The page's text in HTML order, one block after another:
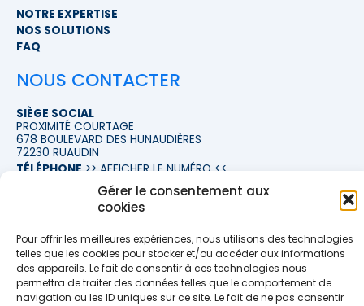
Gérer le consentement aux
cookies
Pour offrir les meilleures expériences, nous utilisons des technologies
telles que les cookies pour stocker et/ou accéder aux informations
des appareils. Le fait de consentir à ces technologies nous
permettra de traiter des données telles que le comportement de
navigation ou les ID uniques sur ce site. Le fait de ne pas consentir
NOTRE EXPERTISE
NOS SOLUTIONS
FAQ
NOUS CONTACTER
SIÈGE SOCIAL
PROXIMITÉ COURTAGE
678 BOULEVARD DES HUNAUDIÈRES
72230 RUAUDIN
TÉLÉPHONE >> AFFICHER LE NUMÉRO <<
contact@proximite-courtage.fr
Formulaire de contact